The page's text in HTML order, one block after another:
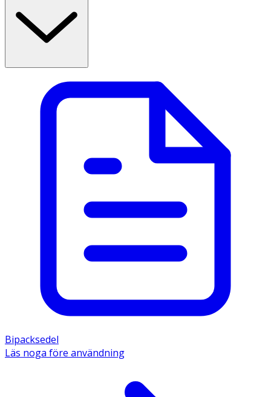
Bipacksedel
Läs noga före användning